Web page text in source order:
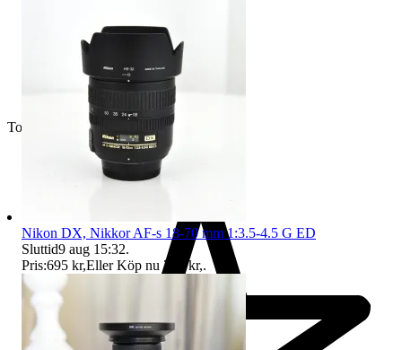
Toppsäljare
Nikon DX, Nikkor AF-s 18-70 mm 1:3.5-4.5 G ED
Sluttid9 aug 15:32.
Pris:695 kr,Eller Köp nu 795 kr,.